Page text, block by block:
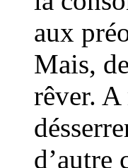
aux
Mais,
rêver.
d’autre